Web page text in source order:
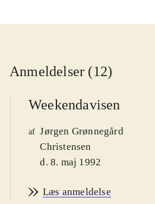
Anmeldelser (12)
Weekendavisen
af Jørgen Grønnegård
Christensen
d. 8. maj 1992
Læs anmeldelse